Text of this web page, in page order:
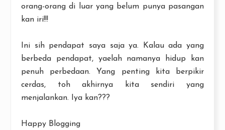
orang-orang di luar yang belum punya pasangan
kan iri!!!
Ini sih pendapat saya saja ya. Kalau ada yang
berbeda pendapat, yaelah namanya hidup kan
penuh perbedaan. Yang penting kita berpikir
cerdas, toh akhirnya kita sendiri yang
menjalankan. Iya kan???
Happy Blogging